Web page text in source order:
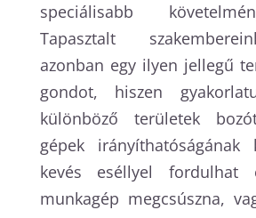
speciálisabb
Tapasztalt
azonban egy ilyen jellegű
gondot, hiszen
különböző területek
gépek irányíthatóságának
kevés eséllyel
munkagép megcsúszna,